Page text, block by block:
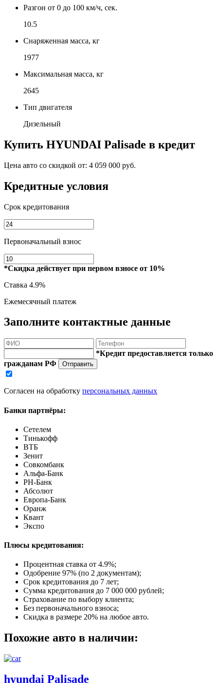
Разгон от 0 до 100 км/ч, сек.
10.5
Снаряженная масса, кг
1977
Максимальная масса, кг
2645
Тип двигателя
Дизельный
Купить HYUNDAI Palisade в кредит
Цена авто со скидкой от: 4 059 000 руб.
Кредитные условия
Срок кредитования
Первоначальный взнос
*Скидка действует при первом взносе от 10%
Ставка 4.9%
Ежемесячный платеж
Заполните контактные данные
*Кредит предоставляется только
гражданам РФ
Отправить
Согласен на обработку персональных данных
Банки партнёры:
Сетелем
Тинькофф
ВТБ
Зенит
Совкомбанк
Альфа-Банк
РН-Банк
Абсолют
Европа-Банк
Оранж
Квант
Экспо
Плюсы кредитования:
Процентная ставка от 4.9%;
Одобрение 97% (по 2 документам);
Срок кредитования до 7 лет;
Сумма кредитования до 7 000 000 рублей;
Страхование по выбору клиента;
Без первоначального взноса;
Скидка в размере 20% на любое авто.
Похожие авто в наличии:
hyundai Palisade